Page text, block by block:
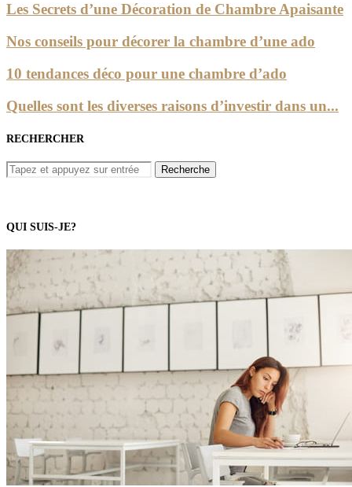
Les Secrets d’une Décoration de Chambre Apaisante
Nos conseils pour décorer la chambre d’une ado
10 tendances déco pour une chambre d’ado
Quelles sont les diverses raisons d’investir dans un...
RECHERCHER
QUI SUIS-JE?